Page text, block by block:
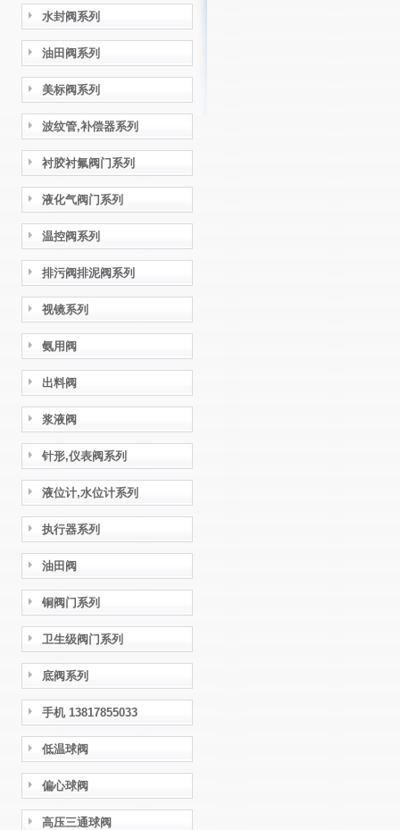
水封阀系列
油田阀系列
美标阀系列
波纹管,补偿器系列
衬胶衬氟阀门系列
液化气阀门系列
温控阀系列
排污阀排泥阀系列
视镜系列
氨用阀
出料阀
浆液阀
针形,仪表阀系列
液位计,水位计系列
执行器系列
油田阀
铜阀门系列
卫生级阀门系列
底阀系列
手机 13817855033
低温球阀
偏心球阀
高压三通球阀